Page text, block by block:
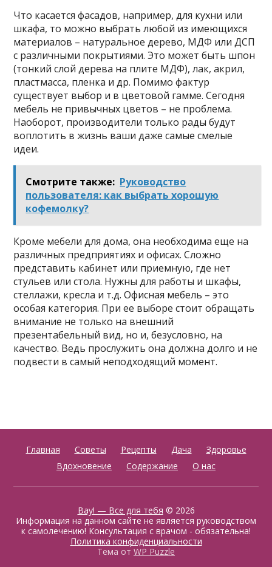
Что касается фасадов, например, для кухни или
шкафа, то можно выбрать любой из имеющихся
материалов – натуральное дерево, МДФ или ДСП
с различными покрытиями. Это может быть шпон
(тонкий слой дерева на плите МДФ), лак, акрил,
пластмасса, пленка и др. Помимо фактур
существует выбор и в цветовой гамме. Сегодня
мебель не привычных цветов – не проблема.
Наоборот, производители только рады будут
воплотить в жизнь ваши даже самые смелые
идеи.
Смотрите также: Руководство
пользователя: как выбрать хорошую
кофемолку?
Кроме мебели для дома, она необходима еще на
различных предприятиях и офисах. Сложно
представить кабинет или приемную, где нет
стульев или стола. Нужны для работы и шкафы,
стеллажи, кресла и т.д. Офисная мебель – это
особая категория. При ее выборе стоит обращать
внимание не только на внешний
презентабельный вид, но и, безусловно, на
качество. Ведь прослужить она должна долго и не
подвести в самый неподходящий момент.
Главная Советы Рецепты Дача
Здоровье
Вдохновение
Содержание О нас
Вау! — Все для тебя © 2026
Информация на данном сайте не является руководством
к самолечению! Консультация с врачом - обязательна!
Политика конфиденциальности
Тема от WP Puzzle